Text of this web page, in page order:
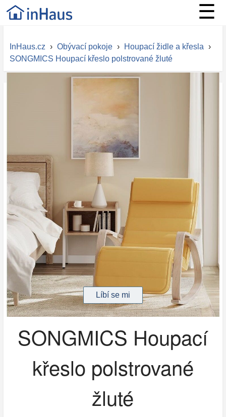
☰
InHaus.cz › Obývací pokoje › Houpací židle a křesla ›
SONGMICS Houpací křeslo polstrované žluté
SONGMICS Houpací
křeslo polstrované
žluté